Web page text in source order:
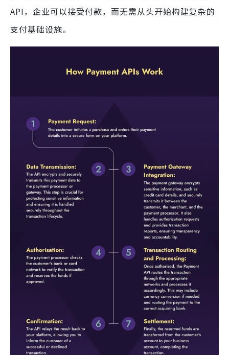
API，企业可以接受付款，而无需从头开始构建复杂的
支付基础设施。